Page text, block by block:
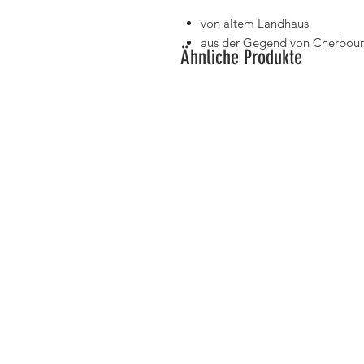
von altem Landhaus
aus der Gegend von
Ähnliche Produkte